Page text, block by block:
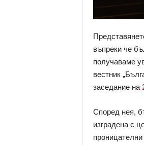
въпреки че
получаваме
вестник
заседание на
Според нея,
изградена с